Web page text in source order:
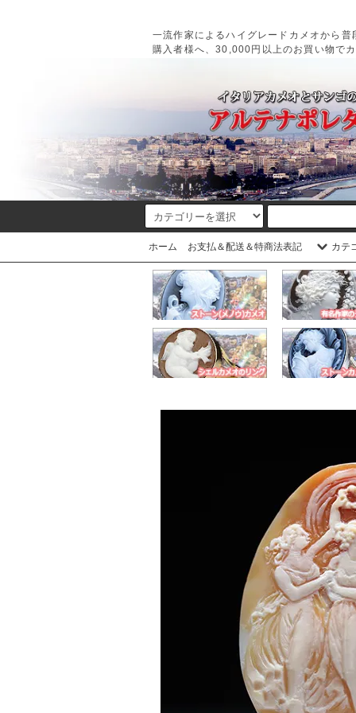
一流作家によるハイグレードカメオから
購入者様へ、30,000円以上のお買い物で
ホーム お支払＆配送＆特商法表記 カテ